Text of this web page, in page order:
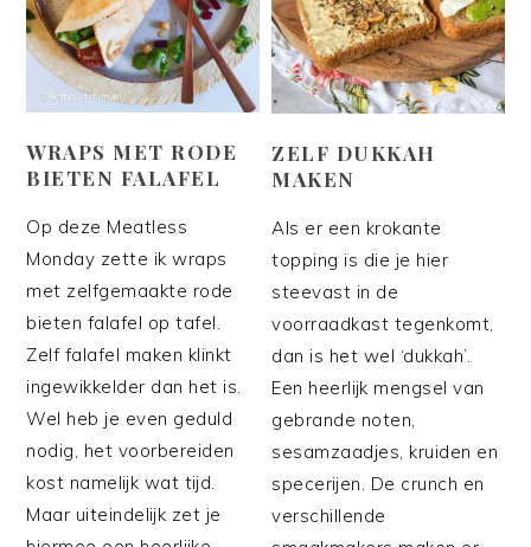
WRAPS MET RODE
BIETEN FALAFEL
Op deze Meatless
Monday zette ik wraps
met zelfgemaakte rode
bieten falafel op tafel.
Zelf falafel maken klinkt
ingewikkelder dan het is.
Wel heb je even geduld
nodig, het voorbereiden
kost namelijk wat tijd.
Maar uiteindelijk zet je
ZELF DUKKAH
MAKEN
Als er een krokante
topping is die je hier
steevast in de
voorraadkast tegenkomt,
dan is het wel ‘dukkah’.
Een heerlijk mengsel van
gebrande noten,
sesamzaadjes, kruiden en
specerijen. De crunch en
verschillende